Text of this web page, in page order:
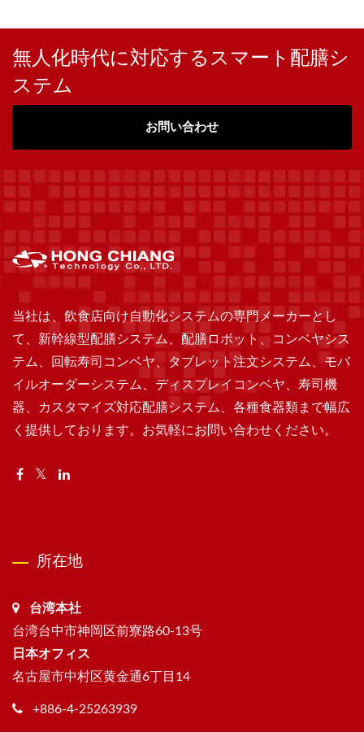
無人化時代に対応するスマート配膳シ
ステム
お問い合わせ
当社は、飲食店向け自動化システムの専門メーカーとし
て、新幹線型配膳システム、配膳ロボット、コンベヤシス
テム、回転寿司コンベヤ、タブレット注文システム、モバ
イルオーダーシステム、ディスプレイコンベヤ、寿司機
器、カスタマイズ対応配膳システム、各種食器類まで幅広
く提供しております。お気軽にお問い合わせください。
所在地
台湾本社
台湾台中市神岡区前寮路60-13号
日本オフィス
名古屋市中村区黄金通6丁目14
+886-4-25263939